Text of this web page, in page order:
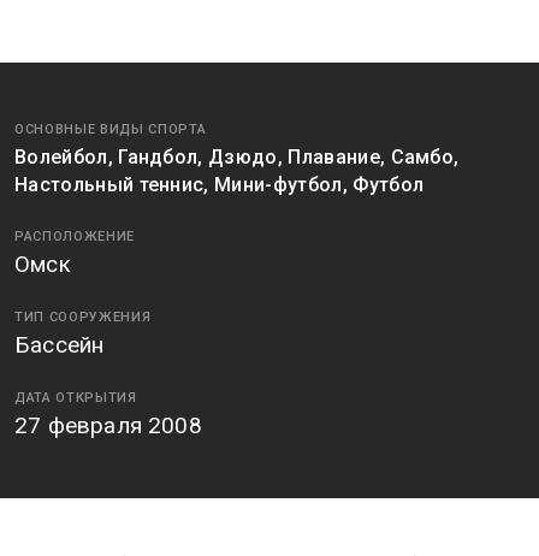
ОСНОВНЫЕ ВИДЫ СПОРТА
Волейбол, Гандбол, Дзюдо, Плавание, Самбо,
Настольный теннис, Мини-футбол, Футбол
РАСПОЛОЖЕНИЕ
Омск
ТИП СООРУЖЕНИЯ
Бассейн
ДАТА ОТКРЫТИЯ
27 февраля 2008